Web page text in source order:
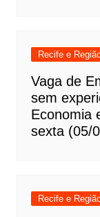
Recife e
Vaga de
sem
Economia
sexta (05/
Recife e